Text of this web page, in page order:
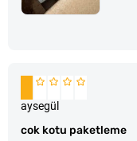
cok kotu paketleme
aysegül